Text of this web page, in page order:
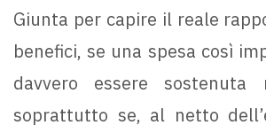
Giunta per capire il reale
benefici, se una spesa così
davvero essere
soprattutto se, al netto